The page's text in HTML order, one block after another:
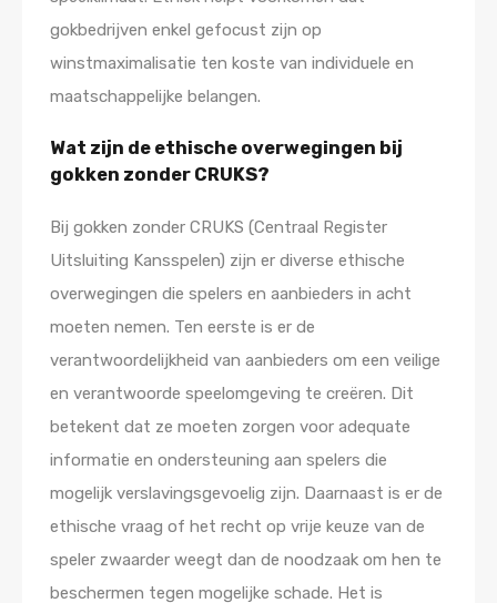
gokbedrijven enkel gefocust zijn op
winstmaximalisatie ten koste van individuele en
maatschappelijke belangen.
Wat zijn de ethische overwegingen bij
gokken zonder CRUKS?
Bij gokken zonder CRUKS (Centraal Register
Uitsluiting Kansspelen) zijn er diverse ethische
overwegingen die spelers en aanbieders in acht
moeten nemen. Ten eerste is er de
verantwoordelijkheid van aanbieders om een veilige
en verantwoorde speelomgeving te creëren. Dit
betekent dat ze moeten zorgen voor adequate
informatie en ondersteuning aan spelers die
mogelijk verslavingsgevoelig zijn. Daarnaast is er de
ethische vraag of het recht op vrije keuze van de
speler zwaarder weegt dan de noodzaak om hen te
beschermen tegen mogelijke schade. Het is